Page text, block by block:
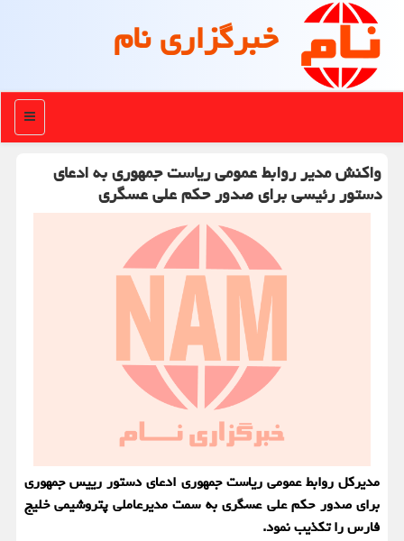
خبرگزاری نام
منو
واکنش مدیر روابط عمومی ریاست جمهوری به ادعای
دستور رئیسی برای صدور حکم علی عسگری
مدیرکل روابط عمومی ریاست جمهوری ادعای دستور رییس جمهوری
برای صدور حکم علی عسگری به سمت مدیرعاملی پتروشیمی خلیج
فارس را تکذیب نمود.